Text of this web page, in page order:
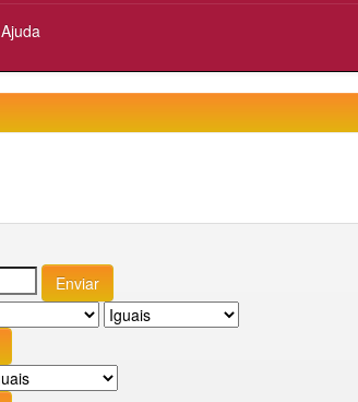
Ajuda